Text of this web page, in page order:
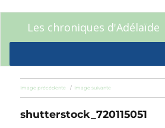
Les chroniques d'Adélaïde
Image précédente Image suivante
shutterstock_720115051